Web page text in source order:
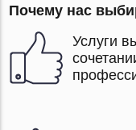
Почему нас
Услуги